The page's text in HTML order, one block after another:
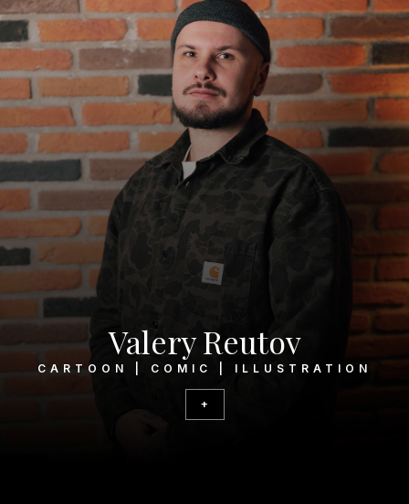
Valery Reutov
CARTOON | COMIC | ILLUSTRATION
+